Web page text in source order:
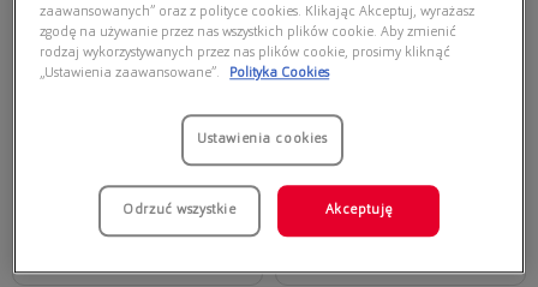
1519,00 zł
Dodaj do koszyka
569,00 zł
Dodaj do koszyka
zaawansowanych” oraz z polityce cookies. Klikając Akceptuj, wyrażasz
zgodę na używanie przez nas wszystkich plików cookie. Aby zmienić
rodzaj wykorzystywanych przez nas plików cookie, prosimy kliknąć
„Ustawienia zaawansowane”.
Polityka Cookies
Ustawienia cookies
Odrzuć wszystkie Akceptuję